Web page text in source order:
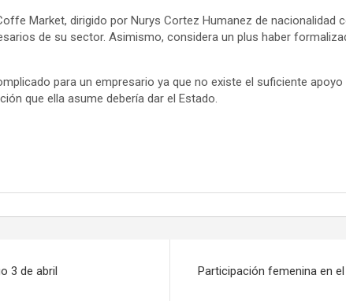
Market, dirigido por Nurys Cortez Humanez de nacionalidad
de su sector. Asimismo, considera un plus haber
para un empresario ya que no existe el suficiente
que ella asume debería dar el Estado.
3 de abril
Participación femenina en